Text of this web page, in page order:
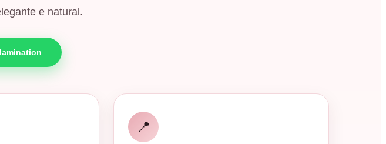
e natural.
📍